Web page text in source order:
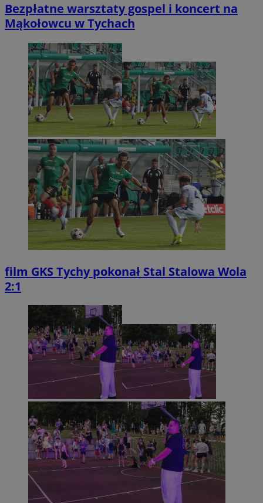
Bezpłatne warsztaty gospel i koncert na
Mąkołowcu w Tychach
film GKS Tychy pokonał Stal Stalowa Wola
2:1